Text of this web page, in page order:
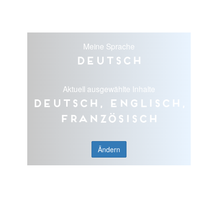
Meine Sprache
Deutsch
Aktuell ausgewählte Inhalte
Deutsch, Englisch,
Französisch
Ändern